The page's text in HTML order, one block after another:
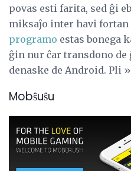
povas esti farita, sed ĝi
miksaĵo inter havi fortan
programo estas bonega
ĝin nur ĉar transdono
denaske de Android. Pli »
Mobŝuŝu